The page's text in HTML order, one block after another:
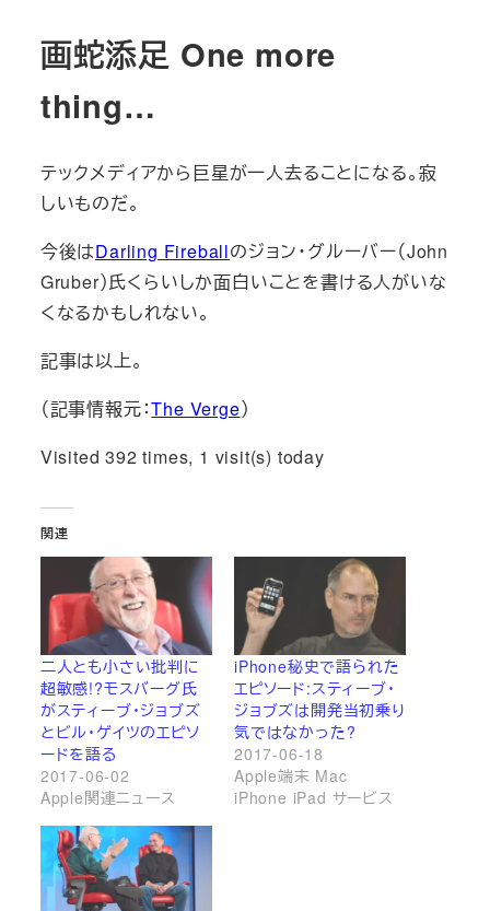
画蛇添足 One more
thing…
テックメディアから巨星が一人去ることになる。寂
しいものだ。
今後はDarling Fireballのジョン・グルーバー（John
Gruber）氏くらいしか面白いことを書ける人がいな
くなるかもしれない。
記事は以上。
（記事情報元：The Verge）
Visited 392 times, 1 visit(s) today
関連
二人とも小さい批判に
超敏感!?モスバーグ氏
がスティーブ・ジョブズ
とビル・ゲイツのエピソ
ードを語る
2017-06-02
Apple関連ニュース
iPhone秘史で語られた
エピソード:スティーブ・
ジョブズは開発当初乗り
気ではなかった?
2017-06-18
Apple端末 Mac
iPhone iPad サービス